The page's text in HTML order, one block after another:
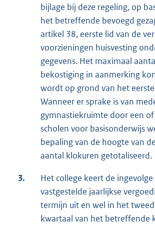
bijlage bij deze regeling, op
het betreffende bevoegd
artikel 38, eerste lid van de
voorzieningen huisvesting
gegevens. Het maximaal
bekostiging in aanmerking
wordt op grond van het
Wanneer er sprake is van
gymnastiekruimte door een
scholen voor basisonderwijs
bepaling van de hoogte van
aantal klokuren getotaliseerd.
3.
Het college keert de
vastgestelde jaarlijkse
termijn uit en wel in het
kwartaal van het betreffende